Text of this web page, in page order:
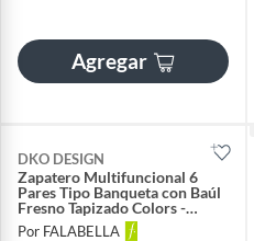
Agregar
DKO DESIGN
Zapatero Multifuncional 6
Pares Tipo Banqueta con Baúl
Fresno Tapizado Colors -
Mueble Organizador de
Por FALABELLA